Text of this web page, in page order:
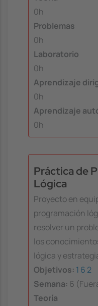
0h
Problemas
0h
Laboratorio
0h
Aprendizaje
0h
Aprendizaje
0h
Práctica de
Lógica
Proyecto en
programación
resolver un
los
lógica y
Objetivos: 1 6 2
Semana: 6
Teoría